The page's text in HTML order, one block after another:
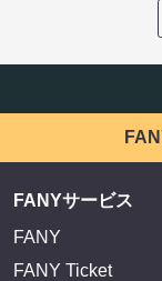
FANYサービス
FANY
FANY Ticket